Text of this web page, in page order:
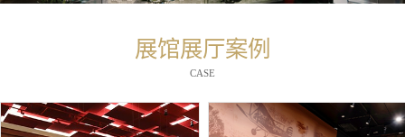
展馆展厅案例
CASE